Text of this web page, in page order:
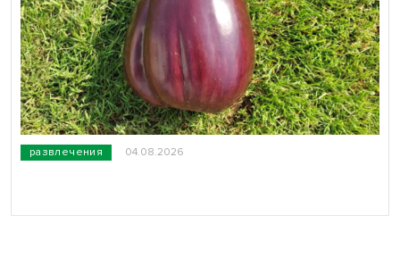
развлечения 04.08.2026